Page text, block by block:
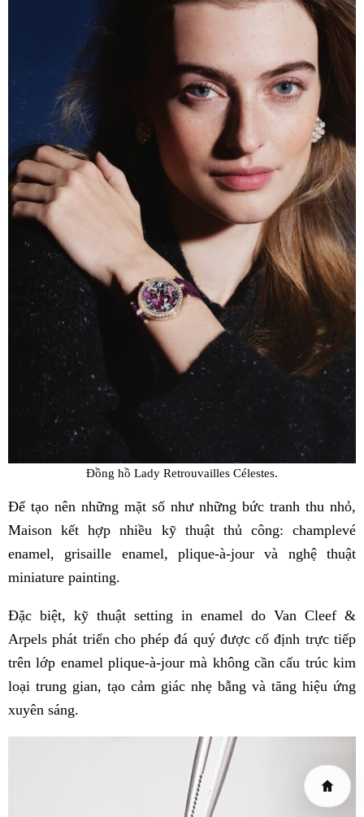
Đồng hồ Lady Retrouvailles Célestes.
Để tạo nên những mặt số như những bức tranh thu nhỏ,
Maison kết hợp nhiều kỹ thuật thủ công: champlevé
enamel, grisaille enamel, plique-à-jour và nghệ thuật
miniature painting.
Đặc biệt, kỹ thuật setting in enamel do Van Cleef &
Arpels phát triển cho phép đá quý được cố định trực tiếp
trên lớp enamel plique-à-jour mà không cần cấu trúc kim
loại trung gian, tạo cảm giác nhẹ bẫng và tăng hiệu ứng
xuyên sáng.